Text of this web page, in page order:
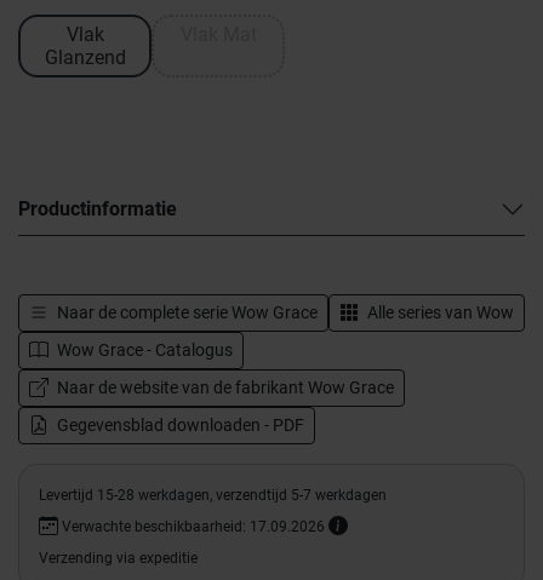
Vlak
Glanzend
Productinformatie
Naar de complete serieWow Grace Alle series van Wow
Wow Grace - Catalogus
Naar de website van de fabrikant Wow Grace
Gegevensblad downloaden - PDF
Levertijd 15-28 werkdagen, verzendtijd 5-7 werkdagen
Verwachte beschikbaarheid: 17.09.2026
Verzending via expeditie